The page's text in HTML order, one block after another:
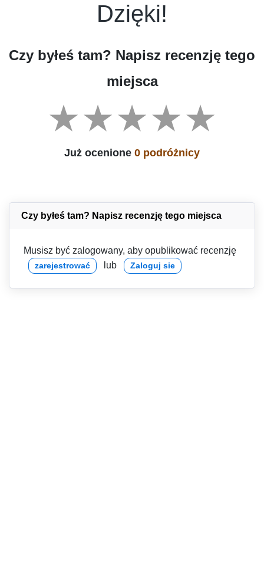
Dzięki!
Czy byłeś tam? Napisz recenzję tego
miejsca
Już ocenione 0 podróżnicy
Czy byłeś tam? Napisz recenzję tego miejsca
Musisz być zalogowany, aby opublikować recenzję
zarejestrować lub Zaloguj sie